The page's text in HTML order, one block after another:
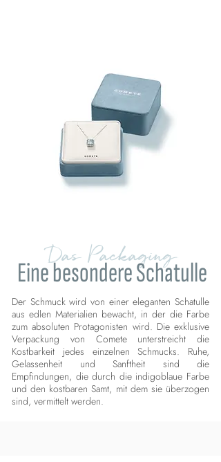
Das Packaging
Eine besondere Schatulle
Der Schmuck wird von einer eleganten Schatulle
aus edlen Materialien bewacht, in der die Farbe
zum absoluten Protagonisten wird. Die exklusive
Verpackung von Comete unterstreicht die
Kostbarkeit jedes einzelnen Schmucks. Ruhe,
Gelassenheit und Sanftheit sind die
Empfindungen, die durch die indigoblaue Farbe
und den kostbaren Samt, mit dem sie überzogen
sind, vermittelt werden.